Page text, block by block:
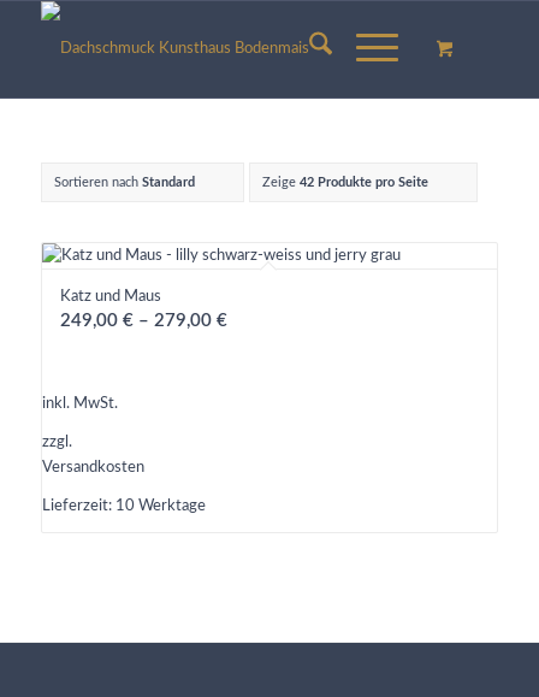
Sortieren nach Standard Zeige 42 Produkte pro Seite
Katz und Maus
249,00 €– 279,00 €
inkl. MwSt.
zzgl.
Versandkosten
Lieferzeit: 10 Werktage